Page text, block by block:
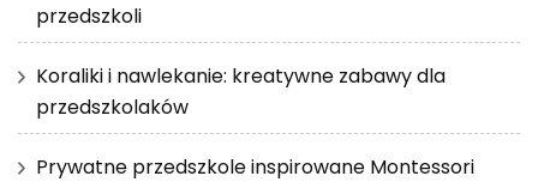
przedszkoli
Koraliki i nawlekanie: kreatywne zabawy dla
przedszkolaków
Prywatne przedszkole inspirowane Montessori